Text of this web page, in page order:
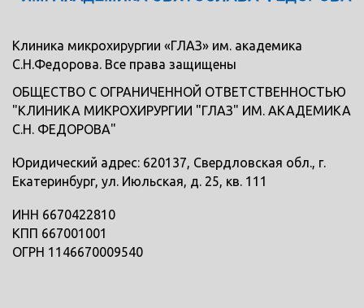
Клиника микрохирургии «ГЛАЗ» им. академика
С.Н.Федорова. Все права защищены
ОБЩЕСТВО С ОГРАНИЧЕННОЙ ОТВЕТСТВЕННОСТЬЮ
"КЛИНИКА МИКРОХИРУРГИИ "ГЛАЗ" ИМ. АКАДЕМИКА
С.Н. ФЕДОРОВА"
Юридический адрес: 620137, Свердловская обл., г.
Екатеринбург, ул. Июльская, д. 25, кв. 111
ИНН 6670422810
КПП 667001001
ОГРН 1146670009540